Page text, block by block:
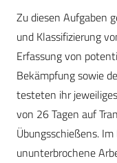
Zu diesen Aufgaben
und Klassifizierung
Erfassung von
Bekämpfung sowie
testeten ihr
von 26 Tagen auf
Übungsschießens.
ununterbrochene